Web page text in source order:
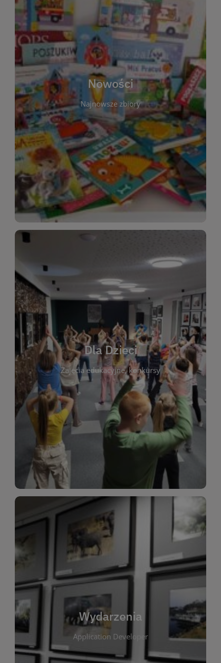
Nowości
Najnowsze zbiory
W tej sekcji prezentujemy najnowsze książki,
audiobooki oraz filmy, które właśnie trafiły do
zbiorów Miejskiej Biblioteki Publicznej w
Starachowicach. Regularnie aktualizujemy listę,
aby Czytelnicy mogli na bieżąco odkrywać świeże
tytuły i najciekawsze premiery wydawnicze. Każda
pozycja opatrzona jest krótkim opisem i
informacją o dostępności w katalogu. Zachęcamy
do częstych odwiedzin – nowości pojawiają się
niemal każdego tygodnia! Dzięki tej zakładce
zawsze będziesz wiedzieć, co warto przeczytać
jako pierwsze.
WIĘCEJ
Dla Dzieci
Zajęcia edukacyjne, konkursy
Dla Dzieci
To miejsce stworzone z myślą o najmłodszych
czytelnikach i ich rodzicach. Znajdziesz tu
informacje o zajęciach edukacyjnych, konkursach
plastycznych i spotkaniach z autorami książek dla
dzieci. Biblioteka oferuje bogaty wybór bajek,
opowiadań i lektur szkolnych, a także przyjazny
kącik do wspólnego czytania. Pragniemy
rozbudzać miłość do książek od najmłodszych lat.
Zapraszamy do wspólnej zabawy i odkrywania
świata literatury!
WIĘCEJ
Wydarzenia
Application Developer
Wydarzenia
W tej zakładce publikujemy informacje o
wszystkich wydarzeniach organizowanych przez
bibliotekę. Znajdziesz tu zapowiedzi spotkań
autorskich, warsztatów, prelekcji i zajęć
tematycznych dla różnych grup wiekowych. Każde
wydarzenie ma na celu promowanie kultury
czytelniczej oraz integrację społeczności lokalnej.
Dzięki kalendarzowi wydarzeń możesz łatwo